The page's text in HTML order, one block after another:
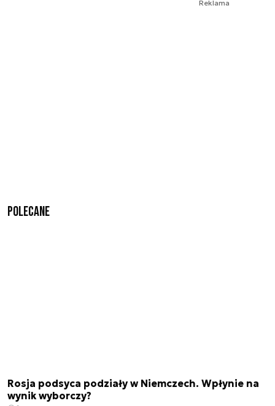
Reklama
Polecane
Rosja podsyca podziały w Niemczech. Wpłynie na
wynik wyborczy?